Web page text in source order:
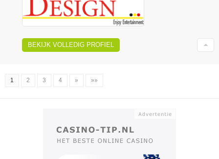
BEKIJK VOLLEDIG PROFIEL
1 2 3 4 » »»